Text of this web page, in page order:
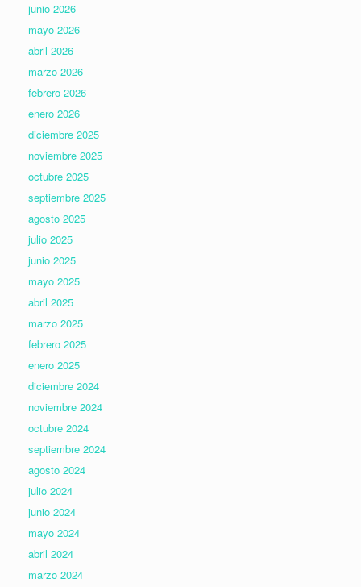
junio 2026
mayo 2026
abril 2026
marzo 2026
febrero 2026
enero 2026
diciembre 2025
noviembre 2025
octubre 2025
septiembre 2025
agosto 2025
julio 2025
junio 2025
mayo 2025
abril 2025
marzo 2025
febrero 2025
enero 2025
diciembre 2024
noviembre 2024
octubre 2024
septiembre 2024
agosto 2024
julio 2024
junio 2024
mayo 2024
abril 2024
marzo 2024